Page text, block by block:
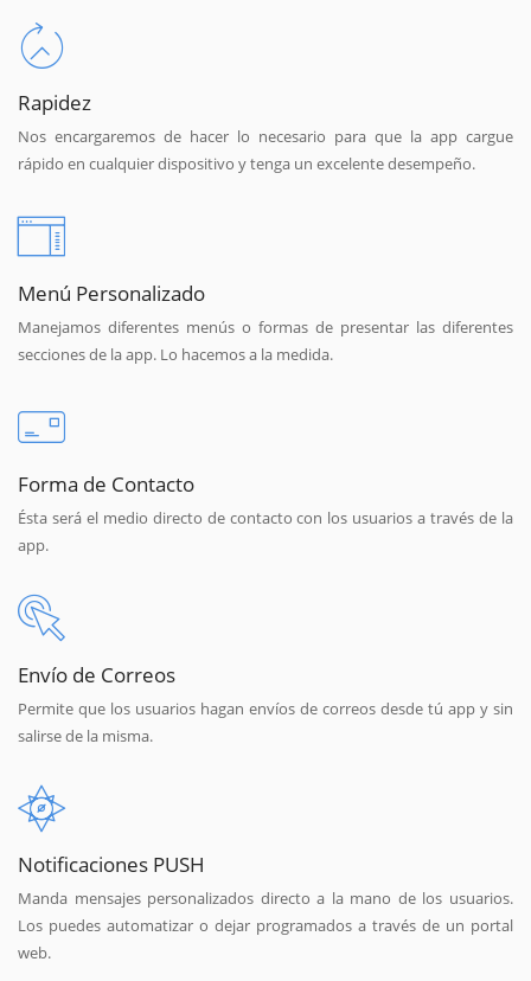
Rapidez
Nos encargaremos de hacer lo necesario para que la app cargue
rápido en cualquier dispositivo y tenga un excelente desempeño.
Menú Personalizado
Manejamos diferentes menús o formas de presentar las diferentes
secciones de la app. Lo hacemos a la medida.
Forma de Contacto
Ésta será el medio directo de contacto con los usuarios a través de la
app.
Envío de Correos
Permite que los usuarios hagan envíos de correos desde tú app y sin
salirse de la misma.
Notificaciones PUSH
Manda mensajes personalizados directo a la mano de los usuarios.
Los puedes automatizar o dejar programados a través de un portal
web.